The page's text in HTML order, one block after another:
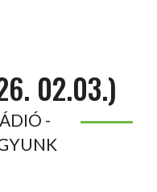
02.03.)
-